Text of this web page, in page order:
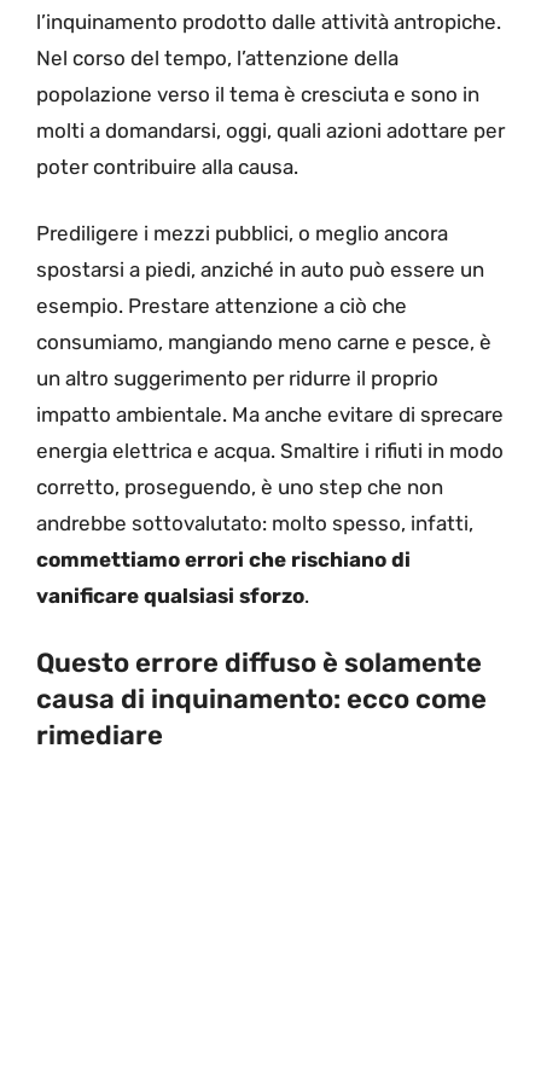
l’inquinamento prodotto dalle attività antropiche.
Nel corso del tempo, l’attenzione della
popolazione verso il tema è cresciuta e sono in
molti a domandarsi, oggi, quali azioni adottare per
poter contribuire alla causa.
Prediligere i mezzi pubblici, o meglio ancora
spostarsi a piedi, anziché in auto può essere un
esempio. Prestare attenzione a ciò che
consumiamo, mangiando meno carne e pesce, è
un altro suggerimento per ridurre il proprio
impatto ambientale. Ma anche evitare di sprecare
energia elettrica e acqua. Smaltire i rifiuti in modo
corretto, proseguendo, è uno step che non
andrebbe sottovalutato: molto spesso, infatti,
commettiamo errori che rischiano di
vanificare qualsiasi sforzo.
Questo errore diffuso è solamente
causa di inquinamento: ecco come
rimediare